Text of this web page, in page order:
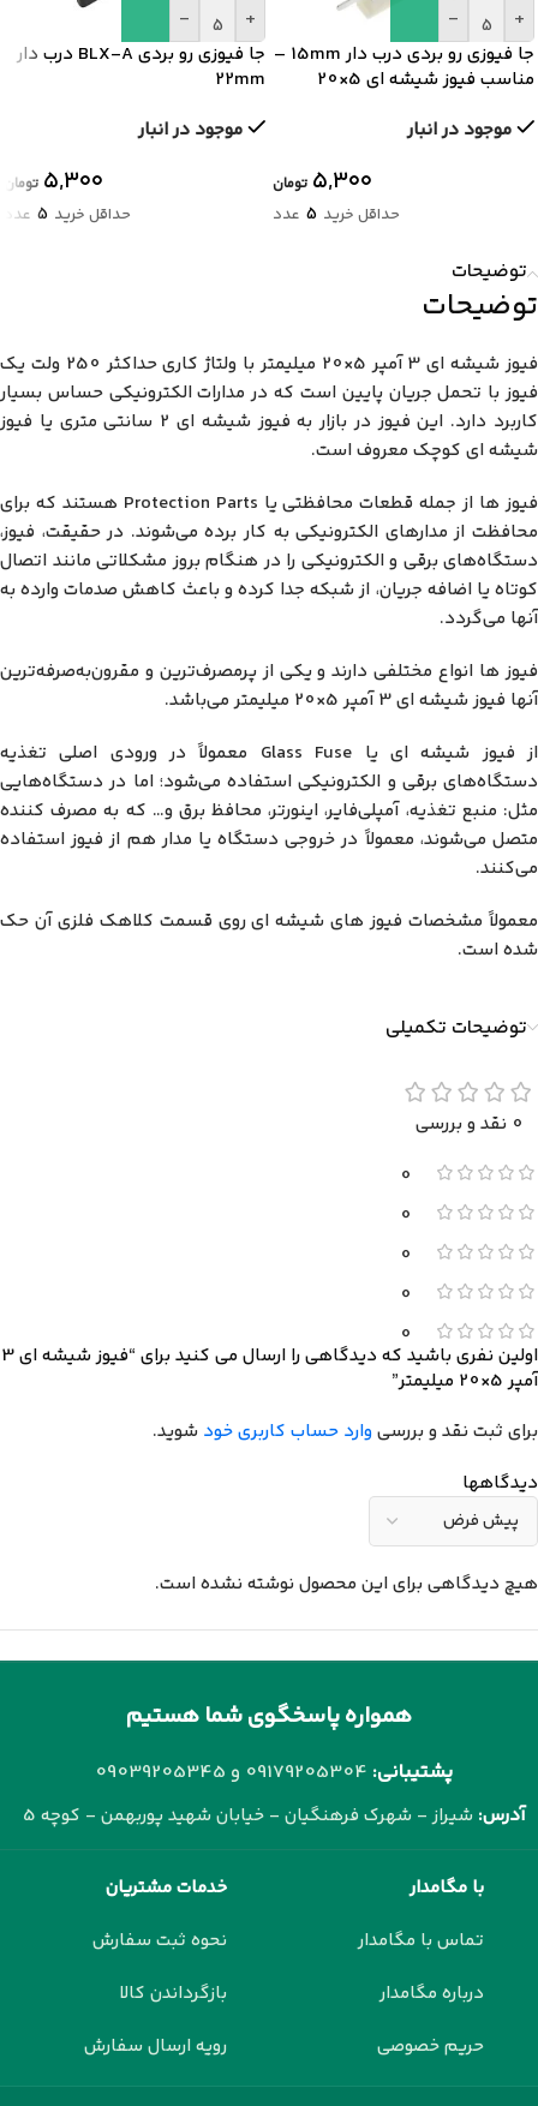
-
+
جا فیوزی رو بردی درب دار 15mm –
مناسب فیوز شیشه ای 5×20
موجود در انبار
۵,۳۰۰ تومان
حداقل خرید 5 عدد
-
+
جا فیوزی رو بردی BLX-A درب دار
22mm
موجود در انبار
۵,۳۰۰ تومان
حداقل خرید 5 عدد
توضیحات
توضیحات
فیوز شیشه ای 3 آمپر 5×20 میلیمتر با ولتاژ کاری حداکثر 250 ولت یک
فیوز با تحمل جریان پایین است که در مدارات الکترونیکی حساس بسیار
کاربرد دارد. این فیوز در بازار به فیوز شیشه ای 2 سانتی متری یا فیوز
شیشه ای کوچک معروف است.
فیوز ها از جمله قطعات محافظتی یا Protection Parts هستند که برای
محافظت از مدارهای الکترونیکی به کار برده می‌شوند. در حقیقت، فیوز،
دستگاه‌های برقی و الکترونیکی را در هنگام بروز مشکلاتی مانند اتصال
کوتاه یا اضافه جریان، از شبکه جدا کرده و باعث کاهش صدمات وارده به
آنها می‌گردد.
فیوز ها انواع مختلفی دارند و یکی از پرمصرف‌ترین و مقرون‌به‌صرفه‌ترین
آنها فیوز شیشه ای 3 آمپر 5×20 میلیمتر می‌باشد.
از فیوز شیشه ای یا Glass Fuse معمولاً در ورودی اصلی تغذیه
دستگاه‌های برقی و الکترونیکی استفاده می‌شود؛ اما در دستگاه‌هایی
مثل: منبع تغذیه، آمپلی‌فایر، اینورتر، محافظ برق و… که به مصرف کننده
متصل می‌شوند، معمولاً در خروجی دستگاه یا مدار هم از فیوز استفاده
می‌کنند.
معمولاً مشخصات فیوز های شیشه ای روی قسمت کلاهک فلزی آن حک
شده است.
توضیحات تکمیلی
0 نقد و بررسی
0
0
0
0
0
دیدگاهها
هیچ دیدگاهی برای این محصول نوشته نشده است.
اولین نفری باشید که دیدگاهی را ارسال می کنید برای “فیوز شیشه ای 3
آمپر 5×20 میلیمتر”
برای ثبت نقد و بررسیوارد حساب کاربری خود شوید.
همواره پاسخگوی شما هستیم
پشتیبانی: 09179205304 و 09039205345
آدرس: شیراز - شهرک فرهنگیان - خیابان شهید پوربهمن - کوچه 5
با مگامدار
تماس با مگامدار
درباره مگامدار
حریم خصوصی
خدمات مشتریان
نحوه ثبت سفارش
بازگرداندن کالا
رویه ارسال سفارش